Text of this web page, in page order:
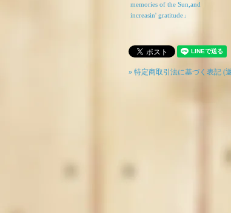
memories of the Sun,and
increasin' gratitude」
» 特定商取引法に基づく表記 (